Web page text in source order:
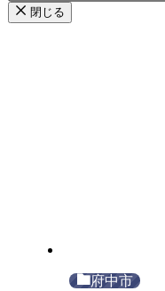
府中市
閉じる